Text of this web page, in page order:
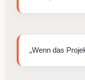
„Wenn das